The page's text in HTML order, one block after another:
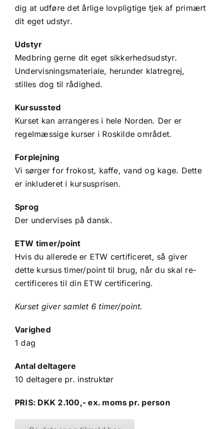
dig at udføre det årlige lovpligtige tjek af primært
dit eget udstyr.
Udstyr
Medbring gerne dit eget sikkerhedsudstyr.
Undervisningsmateriale, herunder klatregrej,
stilles dog til rådighed.
Kursussted
Kurset kan arrangeres i hele Norden. Der er
regelmæssige kurser i Roskilde området.
Forplejning
Vi sørger for frokost, kaffe, vand og kage. Dette
er inkluderet i kursusprisen.
Sprog
Der undervises på dansk.
ETW timer/point
Hvis du allerede er ETW certificeret, så giver
dette kursus timer/point til brug, når du skal re-
certificeres til din ETW certificering.
Kurset giver samlet 6 timer/point.
Varighed
1 dag
Antal deltagere
10 deltagere pr. instruktør
PRIS: DKK 2.100,- ex. moms pr. person